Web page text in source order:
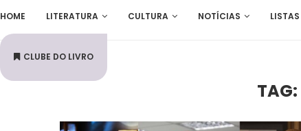
HOME LITERATURA CULTURA NOTÍCIAS LISTAS
CLUBE DO LIVRO
TAG: